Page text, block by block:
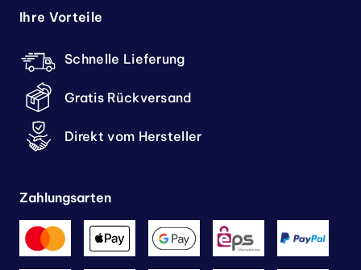
Ihre Vorteile
Schnelle Lieferung
Gratis Rückversand
Direkt vom Hersteller
Zahlungsarten